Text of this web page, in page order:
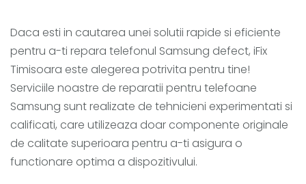
Daca esti in cautarea unei solutii rapide si eficiente
pentru a-ti repara telefonul Samsung defect, iFix
Timisoara este alegerea potrivita pentru tine!
Serviciile noastre de reparatii pentru telefoane
Samsung sunt realizate de tehnicieni experimentati si
calificati, care utilizeaza doar componente originale
de calitate superioara pentru a-ti asigura o
functionare optima a dispozitivului.